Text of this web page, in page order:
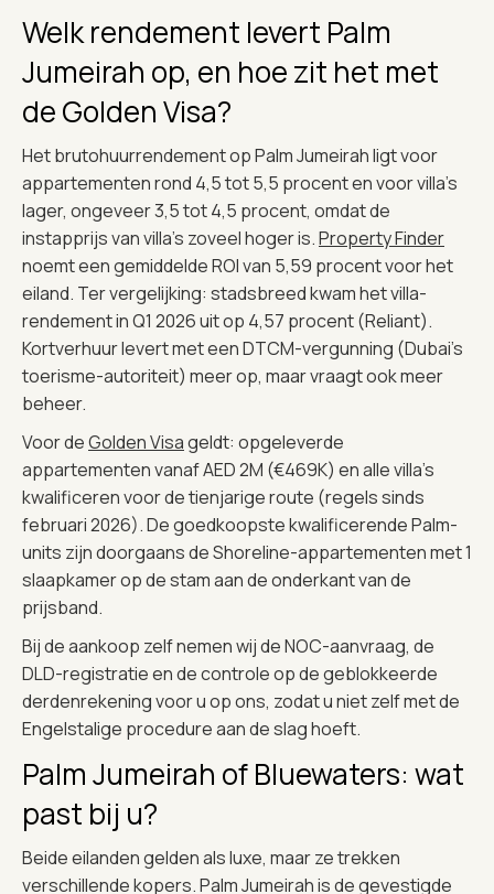
Welk rendement levert Palm
Jumeirah op, en hoe zit het met
de Golden Visa?
Het brutohuurrendement op Palm Jumeirah ligt voor
appartementen rond 4,5 tot 5,5 procent en voor villa’s
lager, ongeveer 3,5 tot 4,5 procent, omdat de
instapprijs van villa’s zoveel hoger is.Property Finder
noemt een gemiddelde ROI van 5,59 procent voor het
eiland. Ter vergelijking: stadsbreed kwam het villa-
rendement in Q1 2026 uit op 4,57 procent (Reliant).
Kortverhuur levert met een DTCM-vergunning (Dubai’s
toerisme-autoriteit) meer op, maar vraagt ook meer
beheer.
Voor deGolden Visageldt: opgeleverde
appartementen vanaf AED 2M (€469K) en alle villa’s
kwalificeren voor de tienjarige route (regels sinds
februari 2026). De goedkoopste kwalificerende Palm-
units zijn doorgaans de Shoreline-appartementen met 1
slaapkamer op de stam aan de onderkant van de
prijsband.
Bij de aankoop zelf nemen wij de NOC-aanvraag, de
DLD-registratie en de controle op de geblokkeerde
derdenrekening voor u op ons, zodat u niet zelf met de
Engelstalige procedure aan de slag hoeft.
Palm Jumeirah of Bluewaters: wat
past bij u?
Beide eilanden gelden als luxe, maar ze trekken
verschillende kopers. Palm Jumeirah is de gevestigde